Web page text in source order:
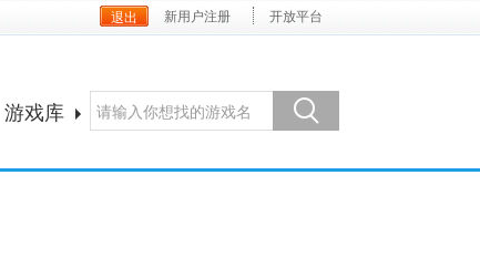
新用户注册 开放平台
游戏库